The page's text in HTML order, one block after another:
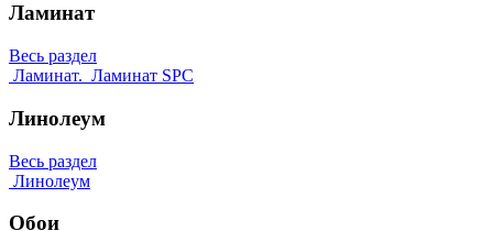
Ламинат
Весь раздел
Ламинат. Ламинат SPC
Линолеум
Весь раздел
Линолеум
Обои